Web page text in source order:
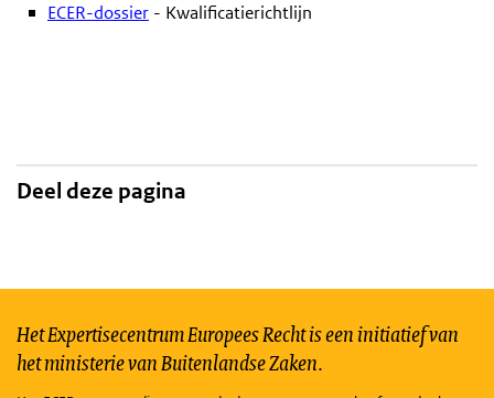
ECER-dossier - Kwalificatierichtlijn
Deel deze pagina
Het Expertisecentrum Europees Recht is een initiatief van
het ministerie van Buitenlandse Zaken.